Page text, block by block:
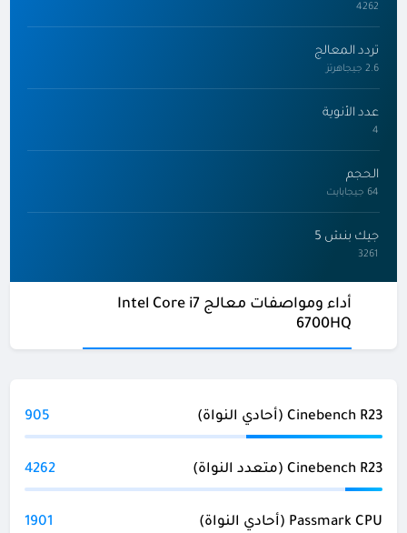
4262
تردد المعالج
2.6 جيجاهرتز
عدد الأنوية
4
الحجم
64 جيجابايت
جيك بنش 5
3261
أداء ومواصفات معالج Intel Core i7
6700HQ
Cinebench R23 (أحادي النواة) 905
Cinebench R23 (متعدد النواة) 4262
Passmark CPU (أحادي النواة) 1901